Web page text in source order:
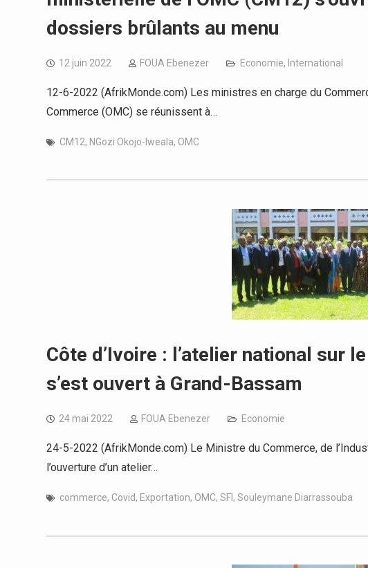
dossiers brûlants au menu
12 juin 2022 FOUA Ebenezer Economie, International
12-6-2022 (AfrikMonde.com) Les ministres en charge du
Commerce (OMC) se réunissent à…
CM12, NGozi Okojo-Iweala, OMC
Côte d’Ivoire : l’atelier national sur
s’est ouvert à Grand-Bassam
24 mai 2022 FOUA Ebenezer Economie
24-5-2022 (AfrikMonde.com) Le Ministre du Commerce, de
l’ouverture d’un atelier…
commerce, Covid, Exportation, OMC, SFI , Souleymane Diarrassouba